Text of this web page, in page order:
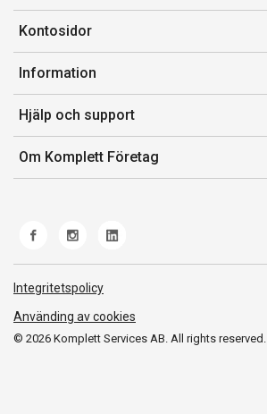
Kontosidor
Mina sidor
Orderhistorik
Fakturor & Kvitton
Inköpslistor
Information
Försäljningsvillkor
Villkor för Komplett Företag Plus
Felsökning & guider
Hjälp och support
Kontakta oss
Kundservice
Frakt och leverans
Om Komplett Företag
© 2026 Komplett Services AB. All rights reserved.
Integritetspolicy
Använding av cookies